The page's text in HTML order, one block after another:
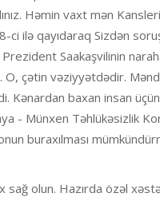
Həmin vaxt mən
ci ilə qayıdaraq Sizdən
Saakaşvilinin
O, çətin vəziyyətdədir.
baxan insan
- Münxen Təhlükəsizlik
buraxılması
sağ olun. Hazırda özəl